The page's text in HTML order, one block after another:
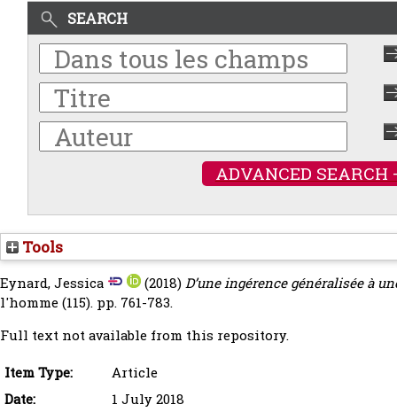
SEARCH
ADVANCED SEARCH
Tools
Eynard, Jessica (2018)D’une ingérence généralisée à
l'homme (115). pp. 761-783.
Full text not available from this repository.
Item Type:
Article
Date:
1 July 2018